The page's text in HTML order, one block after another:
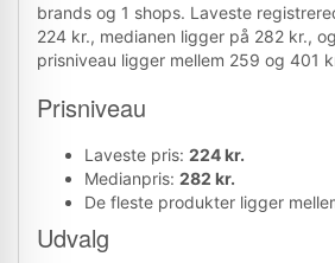
brands og 1 shops. Laveste
224 kr., medianen ligger på 282 kr.,
prisniveau ligger mellem 259 og 401
Prisniveau
Laveste pris: 224 kr.
Medianpris: 282 kr.
De fleste produkter ligger
Udvalg